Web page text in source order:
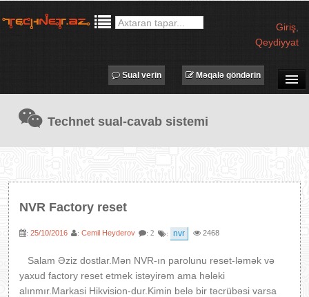
Giriş
Qeydiyyat
TECHNET TV
MƏQALƏLƏR
AVADANLIQLAR
IT LÜĞƏT
XƏBƏRLƏR
Məqalə göndərin
Sual verin
Technet sual-cavab sistemi
NVR Factory reset
: 25/10/2016 : Cemil Heyderov : 2 : nvr 2468
Salam Əziz dostlar.Mən NVR-ın parolunu reset-ləmək və
yaxud factory reset etmek istəyirəm ama hələki
alınmır.Markasi Hikvision-dur.Kimin belə bir təcrübəsi varsa